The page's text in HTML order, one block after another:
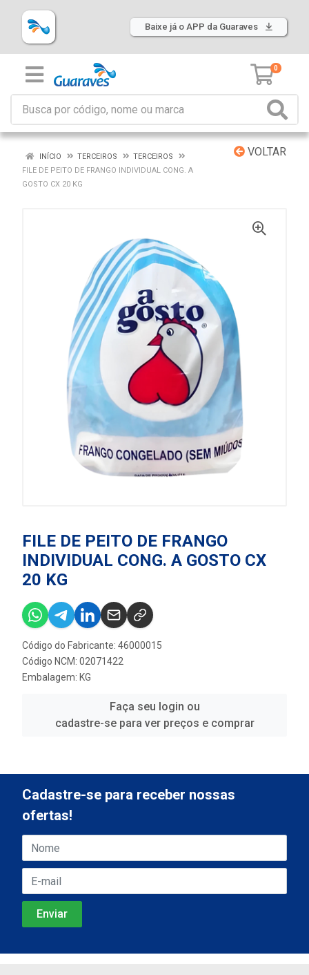
Baixe já o APP da Guaraves
0
VOLTAR
INÍCIO TERCEIROS
TERCEIROS
FILE DE PEITO DE FRANGO INDIVIDUAL CONG. A
GOSTO CX 20 KG
FILE DE PEITO DE FRANGO
INDIVIDUAL CONG. A GOSTO CX
20 KG
Código do Fabricante: 46000015
Código NCM: 02071422
Embalagem: KG
Faça seu login ou
cadastre-se para ver preços e comprar
Cadastre-se para receber nossas
ofertas!